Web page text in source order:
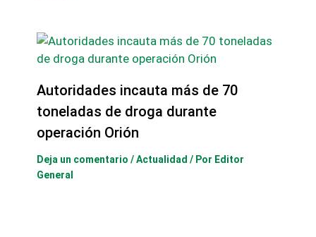
Autoridades incauta más de 70
toneladas de droga durante
operación Orión
Deja un comentario /Actualidad / Por Editor
General